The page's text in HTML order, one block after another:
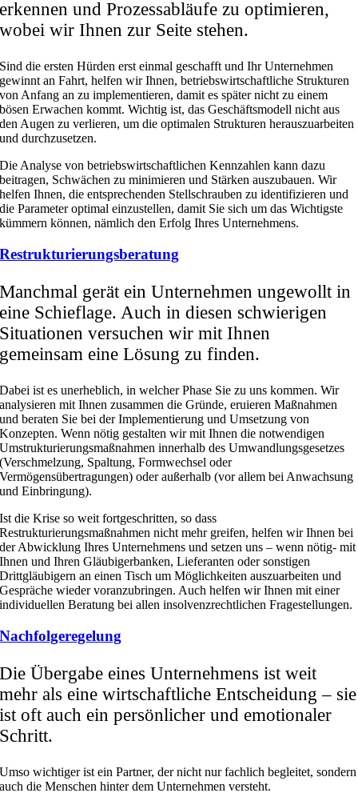
erkennen und Prozessabläufe zu optimieren,
wobei wir Ihnen zur Seite stehen.
Sind die ersten Hürden erst einmal geschafft und Ihr Unternehmen
gewinnt an Fahrt, helfen wir Ihnen, betriebswirtschaftliche Strukturen
von Anfang an zu implementieren, damit es später nicht zu einem
bösen Erwachen kommt. Wichtig ist, das Geschäftsmodell nicht aus
den Augen zu verlieren, um die optimalen Strukturen herauszuarbeiten
und durchzusetzen.
Die Analyse von betriebswirtschaftlichen Kennzahlen kann dazu
beitragen, Schwächen zu minimieren und Stärken auszubauen. Wir
helfen Ihnen, die entsprechenden Stellschrauben zu identifizieren und
die Parameter optimal einzustellen, damit Sie sich um das Wichtigste
kümmern können, nämlich den Erfolg Ihres Unternehmens.
Restrukturierungsberatung
Manchmal gerät ein Unternehmen ungewollt in
eine Schieflage. Auch in diesen schwierigen
Situationen versuchen wir mit Ihnen
gemeinsam eine Lösung zu finden.
Dabei ist es unerheblich, in welcher Phase Sie zu uns kommen. Wir
analysieren mit Ihnen zusammen die Gründe, eruieren Maßnahmen
und beraten Sie bei der Implementierung und Umsetzung von
Konzepten. Wenn nötig gestalten wir mit Ihnen die notwendigen
Umstrukturierungsmaßnahmen innerhalb des Umwandlungsgesetzes
(Verschmelzung, Spaltung, Formwechsel oder
Vermögensübertragungen) oder außerhalb (vor allem bei Anwachsung
und Einbringung).
Ist die Krise so weit fortgeschritten, so dass
Restrukturierungsmaßnahmen nicht mehr greifen, helfen wir Ihnen bei
der Abwicklung Ihres Unternehmens und setzen uns – wenn nötig- mit
Ihnen und Ihren Gläubigerbanken, Lieferanten oder sonstigen
Drittgläubigern an einen Tisch um Möglichkeiten auszuarbeiten und
Gespräche wieder voranzubringen. Auch helfen wir Ihnen mit einer
individuellen Beratung bei allen insolvenzrechtlichen Fragestellungen.
Nachfolgeregelung
Die Übergabe eines Unternehmens ist weit
mehr als eine wirtschaftliche Entscheidung – sie
ist oft auch ein persönlicher und emotionaler
Schritt.
Umso wichtiger ist ein Partner, der nicht nur fachlich begleitet, sondern
auch die Menschen hinter dem Unternehmen versteht.